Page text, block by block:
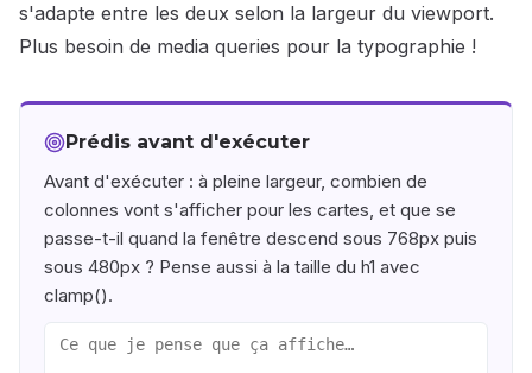
s'adapte entre les deux selon la largeur du viewport.
Plus besoin de media queries pour la typographie !
Prédis avant d'exécuter
Avant d'exécuter : à pleine largeur, combien de
colonnes vont s'afficher pour les cartes, et que se
passe-t-il quand la fenêtre descend sous 768px puis
sous 480px ? Pense aussi à la taille du h1 avec
clamp().